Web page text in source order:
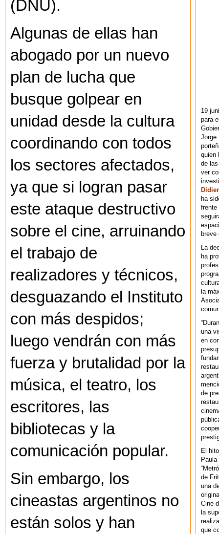
(DNU).
Algunas de ellas han
abogado por un nuevo
plan de lucha que
busque golpear en
unidad desde la cultura
coordinando con todos
los sectores afectados,
ya que si logran pasar
este ataque destructivo
sobre el cine, arruinando
el trabajo de
realizadores y técnicos,
desguazando el Instituto
con más despidos;
luego vendrán con más
fuerza y brutalidad por la
música, el teatro, los
escritores, las
bibliotecas y la
comunicación popular.
Sin embargo, los
cineastas argentinos no
están solos y han
19
para
Jorge
quien
de
ver
Didier
ha
frente
breve
La
ha
la
una
en
de
El
de
una
Cine
la
que